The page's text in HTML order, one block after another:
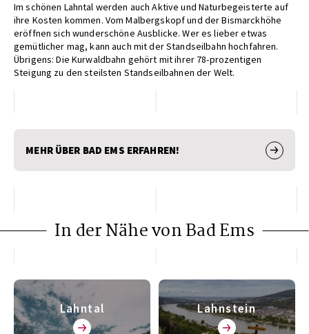
Im schönen Lahntal werden auch Aktive und Naturbegeisterte auf
ihre Kosten kommen. Vom Malbergskopf und der Bismarckhöhe
eröffnen sich wunderschöne Ausblicke. Wer es lieber etwas
gemütlicher mag, kann auch mit der Standseilbahn hochfahren.
Übrigens: Die Kurwaldbahn gehört mit ihrer 78-prozentigen
Steigung zu den steilsten Standseilbahnen der Welt.
MEHR ÜBER BAD EMS ERFAHREN!
In der Nähe von Bad Ems
Lahntal Lahnstein